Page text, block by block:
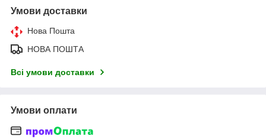
Умови доставки
Нова Пошта
НОВА ПОШТА
Всі умови доставки
Умови оплати